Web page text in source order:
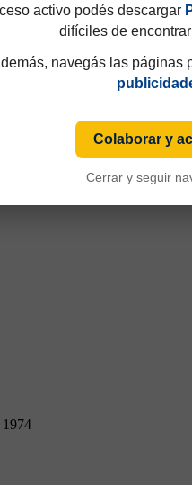
1974
activo podés descargar
difíciles de
navegás las páginas
Colaborar y
Cerrar y seguir